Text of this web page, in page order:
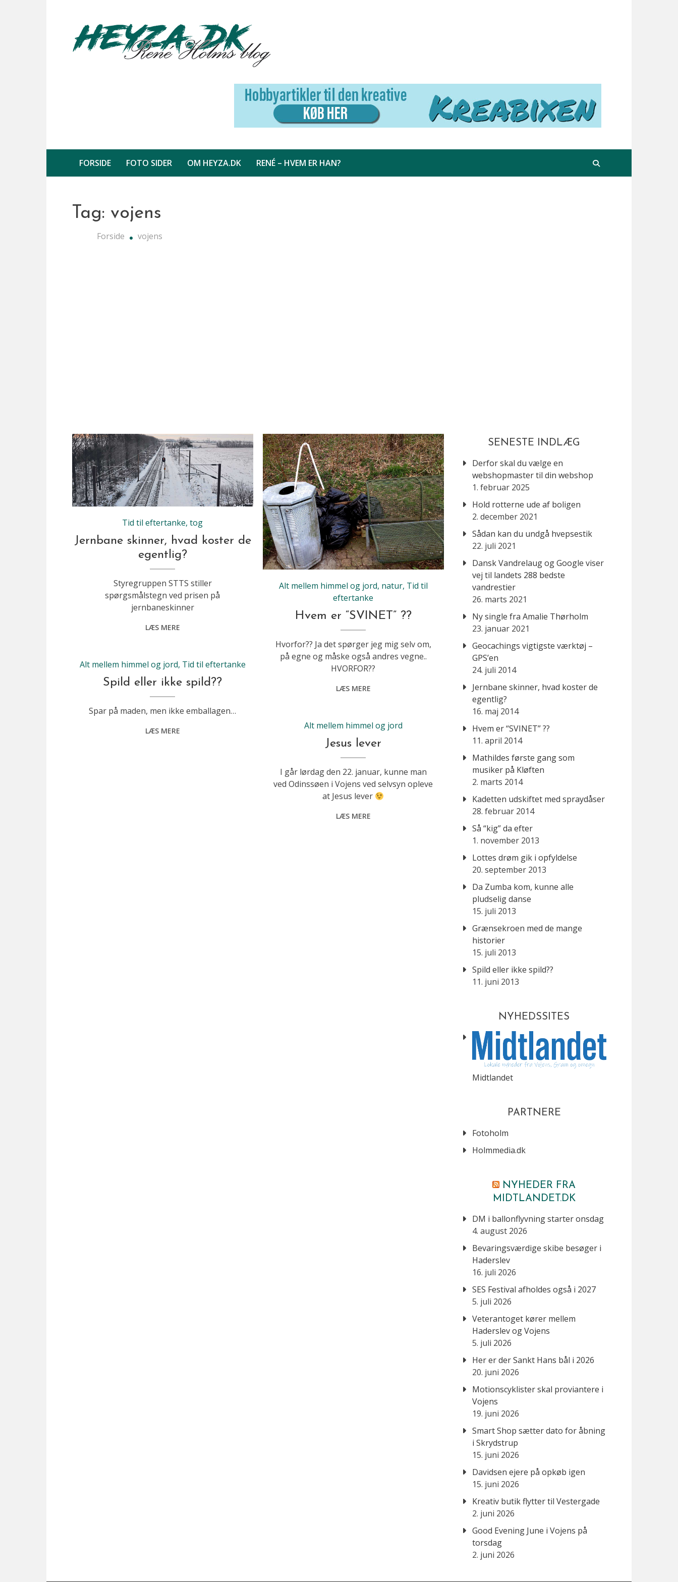
FORSIDE FOTO SIDER OM HEYZA.DK RENÉ – HVEM ER HAN?
Tag: vojens
Forside vojens
Mellem Vamdrup og Vojens, her ved Sommersted koster et helt nyt spor omkring 2.750.000 kroner pr km.
Tid til eftertanke,tog
Jernbane skinner, hvad koster de
egentlig?
Styregruppen STTS stiller
spørgsmålstegn ved prisen på
jernbaneskinner
LÆS MERE
Dette er hvad endnu et dovent miljøsvin har smidt i naturen..
Alt mellem himmel og jord, natur, Tid til
eftertanke
Hvem er “SVINET” ??
Hvorfor?? Ja det spørger jeg mig selv om,
på egne og måske også andres vegne..
HVORFOR??
LÆS MERE
Alt mellem himmel og jord, Tid til eftertanke
Spild eller ikke spild??
Spar på maden, men ikke emballagen…
LÆS MERE Alt mellem himmel og jord
Jesus lever
I går lørdag den 22. januar, kunne man
ved Odinssøen i Vojens ved selvsyn opleve
at Jesus lever
LÆS MERE
SENESTE INDLÆG
Derfor skal du vælge en
webshopmaster til din webshop
1. februar 2025
Hold rotterne ude af boligen
2. december 2021
Sådan kan du undgå hvepsestik
22. juli 2021
Dansk Vandrelaug og Google viser
vej til landets 288 bedste
vandrestier
26. marts 2021
Ny single fra Amalie Thørholm
23. januar 2021
Geocachings vigtigste værktøj –
GPS’en
24. juli 2014
Jernbane skinner, hvad koster de
egentlig?
16. maj 2014
Hvem er “SVINET” ??
11. april 2014
Mathildes første gang som
musiker på Kløften
2. marts 2014
Kadetten udskiftet med spraydåser
28. februar 2014
Så “kig” da efter
1. november 2013
Lottes drøm gik i opfyldelse
20. september 2013
Da Zumba kom, kunne alle
pludselig danse
15. juli 2013
Grænsekroen med de mange
historier
15. juli 2013
Spild eller ikke spild??
11. juni 2013
NYHEDSSITES
Midtlandet
PARTNERE
Fotoholm
Holmmedia.dk
NYHEDER FRA
MIDTLANDET.DK
DM i ballonflyvning starter onsdag
4. august 2026
Bevaringsværdige skibe besøger i
Haderslev
16. juli 2026
SES Festival afholdes også i 2027
5. juli 2026
Veterantoget kører mellem
Haderslev og Vojens
5. juli 2026
Her er der Sankt Hans bål i 2026
20. juni 2026
Motionscyklister skal proviantere i
Vojens
19. juni 2026
Smart Shop sætter dato for åbning
i Skrydstrup
15. juni 2026
Davidsen ejere på opkøb igen
15. juni 2026
Kreativ butik flytter til Vestergade
2. juni 2026
Good Evening June i Vojens på
torsdag
2. juni 2026